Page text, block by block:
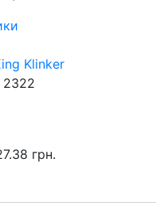
Klinker
2322
грн.